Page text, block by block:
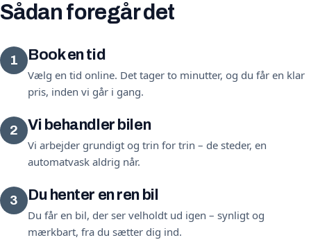
Sådan foregår det
1 Book en tid
Vælg en tid online. Det tager to minutter, og du får en klar
pris, inden vi går i gang.
2 Vi behandler bilen
Vi arbejder grundigt og trin for trin – de steder, en
automatvask aldrig når.
3 Du henter en ren bil
Du får en bil, der ser velholdt ud igen – synligt og
mærkbart, fra du sætter dig ind.